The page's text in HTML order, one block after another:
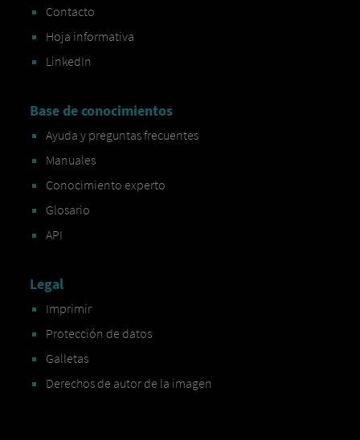
Contacto
Hoja informativa
LinkedIn
Base de conocimientos
Ayuda y preguntas frecuentes
Manuales
Conocimiento experto
Glosario
API
Legal
Imprimir
Protección de datos
Galletas
Derechos de autor de la imagen